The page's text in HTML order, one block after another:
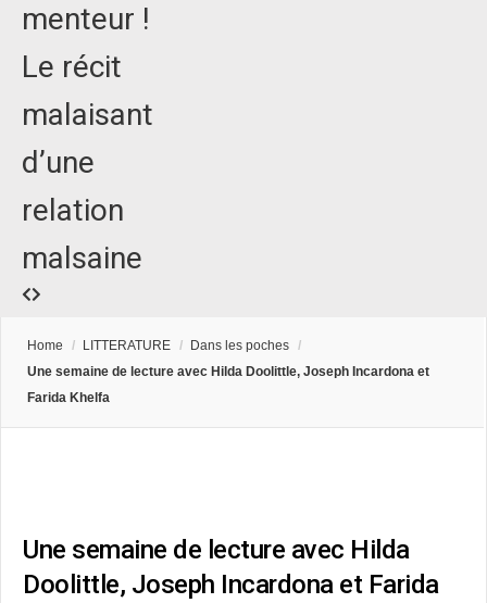
menteur !
Le récit
malaisant
d’une
relation
malsaine
Home / LITTERATURE / Dans les poches /
Une semaine de lecture avec Hilda Doolittle, Joseph Incardona et
Farida Khelfa
Une semaine de lecture avec Hilda
Doolittle, Joseph Incardona et Farida